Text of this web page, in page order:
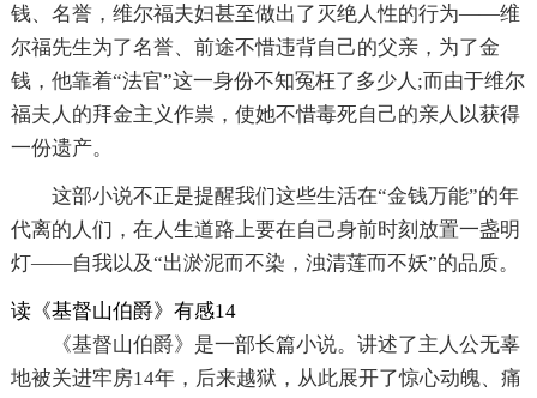
钱、名誉，维尔福夫妇甚至做出了灭绝人性的行为——维
尔福先生为了名誉、前途不惜违背自己的父亲，为了金
钱，他靠着“法官”这一身份不知冤枉了多少人;而由于维尔
福夫人的拜金主义作祟，使她不惜毒死自己的亲人以获得
一份遗产。
这部小说不正是提醒我们这些生活在“金钱万能”的年
代离的人们，在人生道路上要在自己身前时刻放置一盏明
灯——自我以及“出淤泥而不染，浊清莲而不妖”的品质。
读《基督山伯爵》有感14
《基督山伯爵》是一部长篇小说。讲述了主人公无辜
地被关进牢房14年，后来越狱，从此展开了惊心动魄、痛